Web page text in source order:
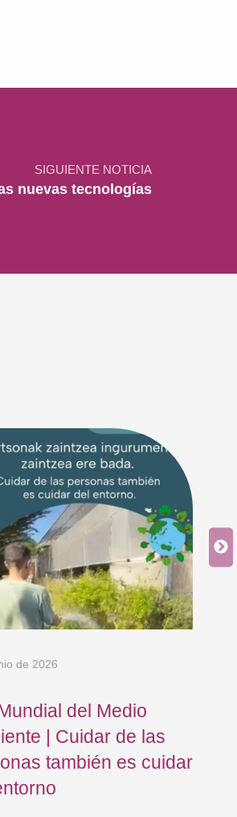
SIGUIENTE NOTICIA
nuevas tecnologías
de 2026
del Medio
| Cuidar de las
también es cuidar